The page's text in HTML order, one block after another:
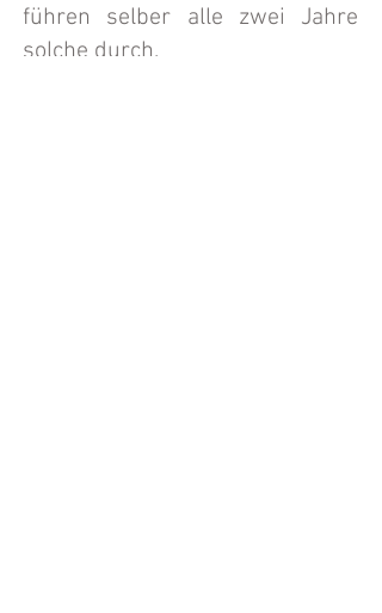
führen selber alle zwei Jahre
solche durch.